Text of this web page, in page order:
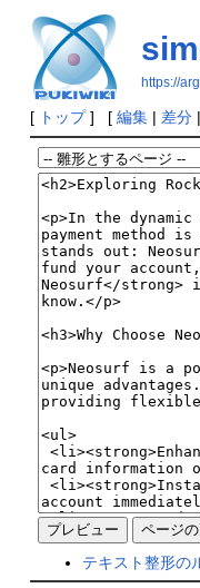
https://
[ トップ] [ 編集| 差分|
テキスト整形の